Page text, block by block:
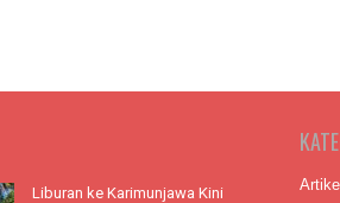
Liburan ke Karimunjawa Kini Artikel